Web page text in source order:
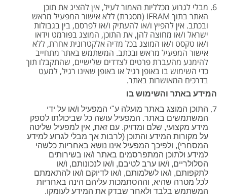
מבלי לגרוע מכלליות האמור לעיל, אין להציג את תוכן
האתר בתוך IFRAM (מסגרת) ללא אישור המפעיל מראש
ובכתב. אין להפיץ ו/או להעתיק ו/או לפרסם, בין בגבולות
ישראל ו/או מחוצה להן, את התוכן, המוצג בפורמט וידאו
ו/או טקסט ו/או המוצג בכל מדיה אלקטרונית אחרת, ללא
אישור המפעיל מראש ובכתב. המשתמש באתר מתחייב
להימנע מהעברת פרטים לצדדים שלישיים, שהתקבלו תוך
כדי השימוש בו באופן רגיל או באופן שאינו רגיל, למעט
בדרכים המאושרות באתר.
המידע באתר והשימוש בו
התוכן המוצג באתר מועלה ע"י המפעיל ו/או על ידי
המשתמשים באתר. המפעיל עושה כל שביכולתו לספק
מידע מקצועי, שלם ומדויק. עם זאת, אין למפעיל שליטה
על מקורות המידע והתוכן (לרבות אך מבלי לגרוע למידע
המסחרי), ולפיכך המפעיל אינו נושא באחריות כלשהי
למידע ולתוכן המתפרסמים באתר ו/או בשירותים
הסלולריים, ו/או ערב לטיבם, ו/או לנכונותם, ו/או
לתקפותם, ו/או לשלמותם, ו/או לדיוקם ו/או להתאמתם
לכל מטרה שהיא, וההסתמכות עליהם הינה באחריות
המשתמש בלבד ולאחר שבדק את המידע לעומקו.